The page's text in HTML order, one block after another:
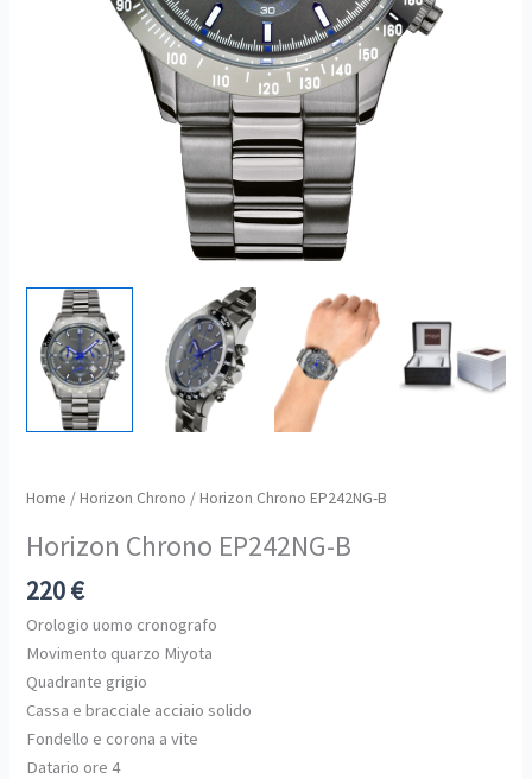
Home / Horizon Chrono / Horizon Chrono EP242NG-B
Horizon Chrono EP242NG-B
220€
Orologio uomo cronografo
Movimento quarzo Miyota
Quadrante grigio
Cassa e bracciale acciaio solido
Fondello e corona a vite
Datario ore 4